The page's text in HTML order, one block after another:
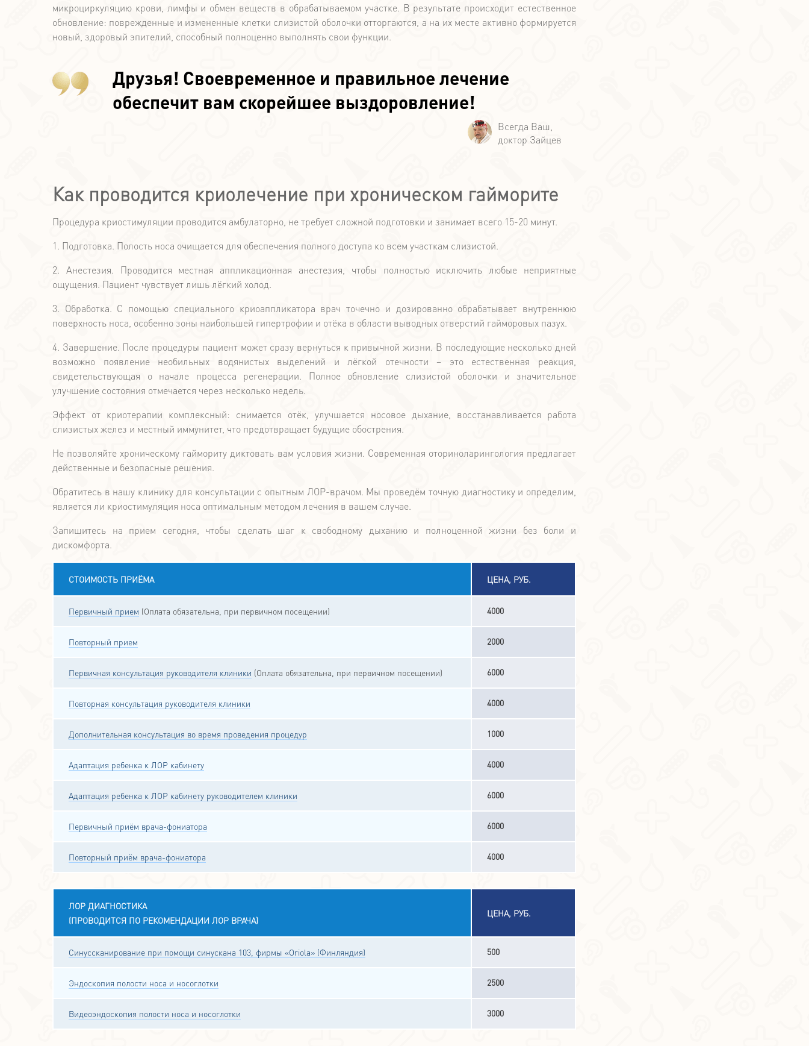
микроциркуляцию крови, лимфы и обмен веществ в обрабатываемом участке. В результате происходит естественное
обновление: поврежденные и измененные клетки слизистой оболочки отторгаются, а на их месте активно формируется
новый, здоровый эпителий, способный полноценно выполнять свои функции.
Друзья! Своевременное и правильное лечение
обеспечит вам скорейшее выздоровление!
Как проводится криолечение при хроническом гайморите
Процедура криостимуляции проводится амбулаторно, не требует сложной подготовки и занимает всего 15-20 минут.
1. Подготовка. Полость носа очищается для обеспечения полного доступа ко всем участкам слизистой.
2. Анестезия. Проводится местная аппликационная анестезия, чтобы полностью исключить любые неприятные
ощущения. Пациент чувствует лишь лёгкий холод.
3. Обработка. С помощью специального криоаппликатора врач точечно и дозированно обрабатывает внутреннюю
поверхность носа, особенно зоны наибольшей гипертрофии и отёка в области выводных отверстий гайморовых пазух.
4. Завершение. После процедуры пациент может сразу вернуться к привычной жизни. В последующие несколько дней
возможно появление необильных водянистых выделений и лёгкой отечности – это естественная реакция,
свидетельствующая о начале процесса регенерации. Полное обновление слизистой оболочки и значительное
улучшение состояния отмечается через несколько недель.
Эффект от криотерапии комплексный: снимается отёк, улучшается носовое дыхание, восстанавливается работа
слизистых желез и местный иммунитет, что предотвращает будущие обострения.
Не позволяйте хроническому гаймориту диктовать вам условия жизни. Современная оториноларингология предлагает
действенные и безопасные решения.
Обратитесь в нашу клинику для консультации с опытным ЛОР-врачом. Мы проведём точную диагностику и определим,
является ли криостимуляция носа оптимальным методом лечения в вашем случае.
Запишитесь на прием сегодня, чтобы сделать шаг к свободному дыханию и полноценной жизни без боли и
дискомфорта.
СТОИМОСТЬ ПРИЁМА ЦЕНА, РУБ.
Первичный прием (Оплата обязательна, при первичном посещении) 4000
Повторный прием 2000
Первичная консультация руководителя клиники (Оплата обязательна, при первичном посещении) 6000
Повторная консультация руководителя клиники 4000
Дополнительная консультация во время проведения процедур 1000
Адаптация ребенка к ЛОР кабинету 4000
Адаптация ребенка к ЛОР кабинету руководителем клиники 6000
Первичный приём врача-фониатора 6000
Повторный приём врача-фониатора 4000
ЛОР ДИАГНОСТИКА
(ПРОВОДИТСЯ ПО РЕКОМЕНДАЦИИ ЛОР ВРАЧА)
ЦЕНА, РУБ.
Синуссканирование при помощи синускана 103, фирмы «Oriola» (Финляндия) 500
Эндоскопия полости носа и носоглотки 2500
Видеоэндоскопия полости носа и носоглотки 3000